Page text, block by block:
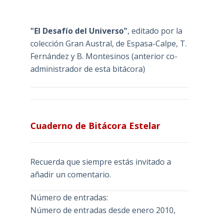
"El Desafío del Universo", editado por la
colección Gran Austral, de Espasa-Calpe, T.
Fernández y B. Montesinos (anterior co-
administrador de esta bitácora)
Cuaderno de Bitácora Estelar
Recuerda que siempre estás invitado a
añadir un comentario.
Número de entradas:
Número de entradas desde enero 2010,